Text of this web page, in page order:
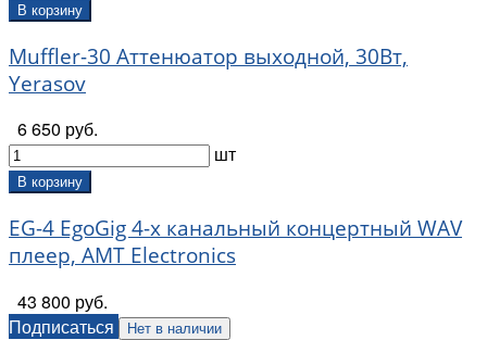
В корзину
Muffler-30 Аттенюатор выходной, 30Вт,
Yerasov
6 650 руб.
шт
В корзину
EG-4 EgoGig 4-х канальный концертный WAV
плеер, AMT Electronics
43 800 руб.
Подписаться
Нет в наличии